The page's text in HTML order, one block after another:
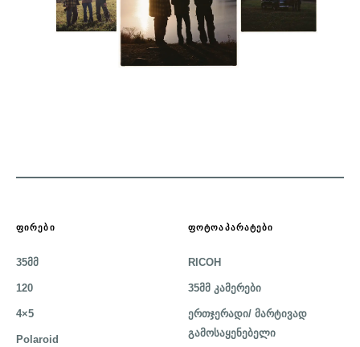
ᲤᲘᲠᲔᲑᲘ
35მმ
120
4×5
Polaroid
ᲤᲝᲢᲝᲐᲞᲐᲠᲐᲢᲔᲑᲘ
RICOH
35მმ კამერები
ერთჯერადი/ მარტივად
გამოსაყენებელი